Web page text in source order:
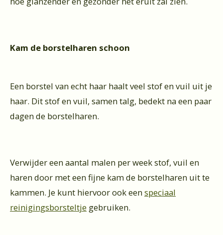
Kam de borstelharen schoon
Een borstel van echt haar haalt veel stof en vuil uit je
haar. Dit stof en vuil, samen talg, bedekt na een paar
dagen de borstelharen.
Verwijder een aantal malen per week stof, vuil en
haren door met een fijne kam de borstelharen uit te
kammen. Je kunt hiervoor ook eenspeciaal
reinigingsborsteltje gebruiken.